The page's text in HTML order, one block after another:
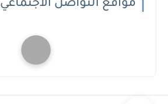
مواقع التواصل الاجتماعي